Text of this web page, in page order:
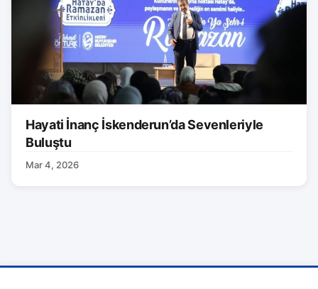
Hayati İnanç İskenderun’da Sevenleriyle
Buluştu
Mar 4, 2026